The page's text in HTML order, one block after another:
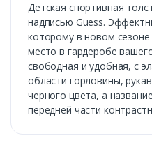
Детская спортивная
надписью Guess.
которому в новом
место в гардеробе
свободная и удобная, с
области горловины,
черного цвета, а
передней части